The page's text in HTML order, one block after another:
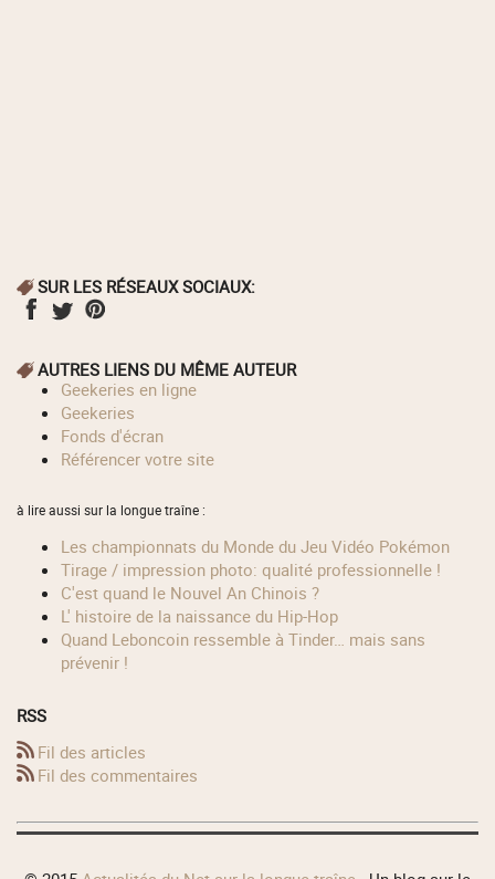
SUR LES RÉSEAUX SOCIAUX:
AUTRES LIENS DU MÊME AUTEUR
geekeries en ligne
geekeries
fonds d'écran
référencer votre site
à lire aussi sur la longue traîne :
Les championnats du Monde du Jeu Vidéo Pokémon
Tirage / impression photo: qualité professionnelle !
C'est quand le Nouvel An Chinois ?
L' histoire de la naissance du Hip-Hop
Quand Leboncoin ressemble à Tinder… mais sans
prévenir !
RSS
Fil des articles
Fil des commentaires